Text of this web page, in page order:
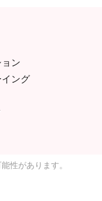
ン
イング
性があります。